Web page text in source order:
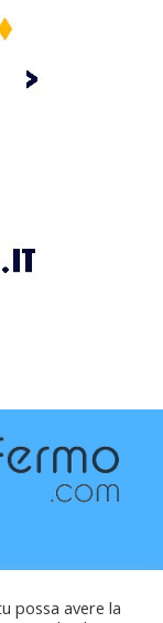
possa avere la